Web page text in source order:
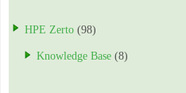
HPE Zerto (98)
Knowledge Base (8)